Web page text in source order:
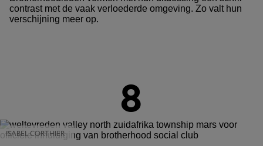
contrast met de vaak verloederde omgeving. Zo valt hun
verschijning meer op.
8
ISABEL CORTHIER